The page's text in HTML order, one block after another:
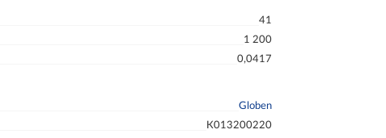
41
1 200
0,0417
Globen
К013200220